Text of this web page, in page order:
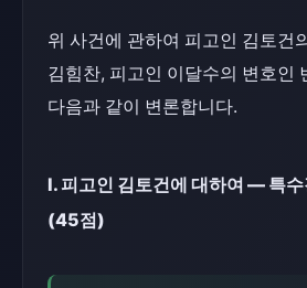
위 사건에 관하여 피고인 김토건
김힘찬, 피고인 이달수의 변호인
다음과 같이 변론합니다.
Ⅰ. 피고인 김토건에 대하여 — 특
(45점)